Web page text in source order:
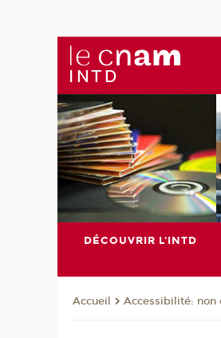
DÉCOUVRIR L'INTD
Accueil Accessibilité: non